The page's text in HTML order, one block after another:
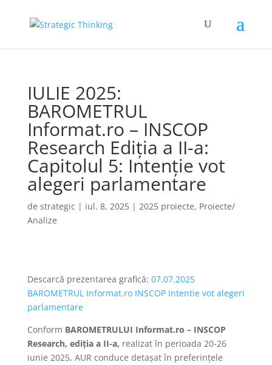
IULIE 2025:
BAROMETRUL
Informat.ro – INSCOP
Research Ediția a II-a:
Capitolul 5: Intenție vot
alegeri parlamentare
de strategic | iul. 8, 2025| 2025 proiecte, Proiecte/
Analize
Descarcă prezentarea grafică: 07.07.2025
BAROMETRUL Informat.ro INSCOP Intentie vot alegeri
parlamentare
Conform BAROMETRULUI Informat.ro – INSCOP
Research, ediția a II-a, realizat în perioada 20-26
iunie 2025, AUR conduce detașat în preferințele